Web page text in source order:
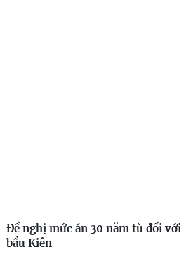
Đề nghị mức án 30 năm tù đối với
bầu Kiên